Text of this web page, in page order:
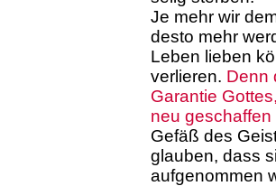
Je mehr wir
desto mehr
Leben lieben
verlieren. Denn
Garantie
neu geschaffen
Gefäß des
glauben, dass
aufgenommen